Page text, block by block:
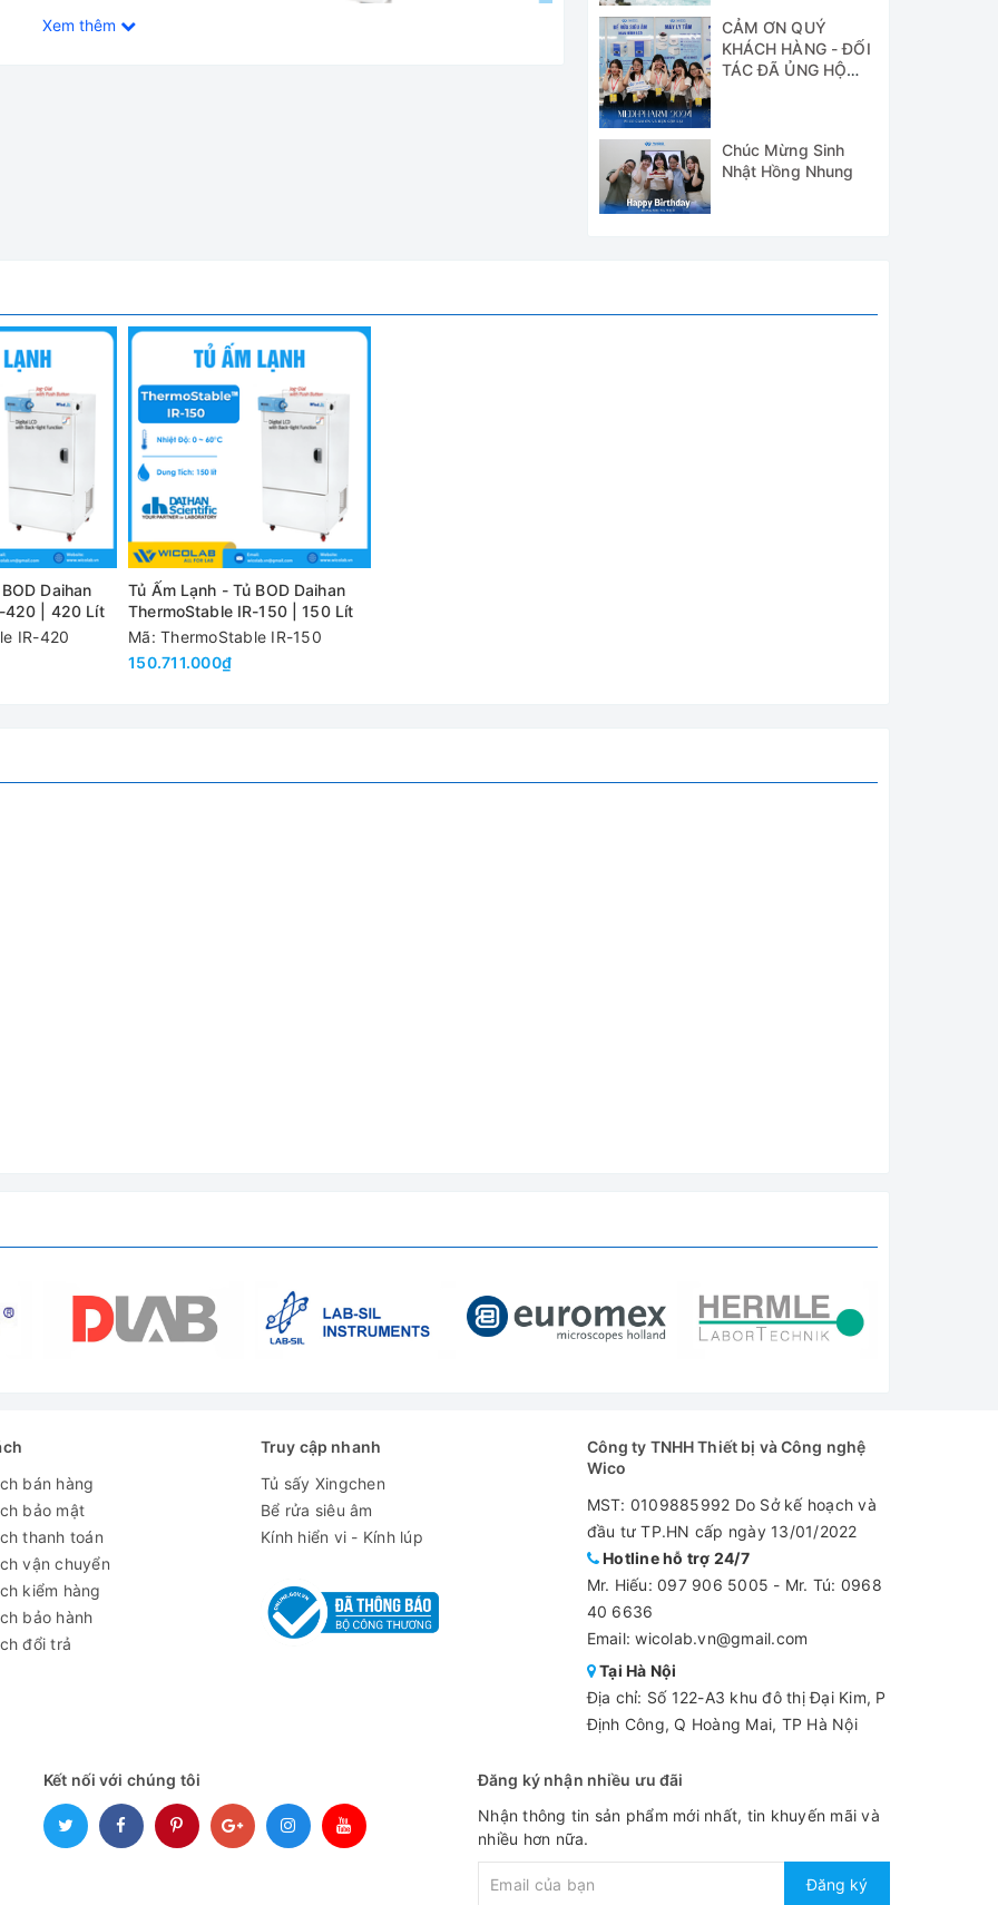
bằng số seri, giấy chứng nhận, thông tin giao nhận, và Hệ thống cơ
quá tải của máy nén khí
chính xác của nhiệt độ
thống ổn định nhiệt trong buồng, test nảy mầm, test BOD,..
dòng cảm biến phát hiện lỗi và dò rỉ
được vô hiệu hóa)
ở 50℃
số PID bằng bộ vi xử lí với nút nhấn Jog-Dial
với đèn nền
chạy liên tục)
phát hiện lỗi cảm biến
Xem thêm
CẢM ƠN QUÝ
KHÁCH HÀNG - ĐỐI
TÁC ĐÃ ỦNG HỘ
Chúc Mừng Sinh
Nhật Hồng Nhung
Daihan
420 | 420 Lít
IR-420
Tủ Ấm Lạnh - Tủ BOD Daihan
ThermoStable IR-150 | 150 Lít
Mã: ThermoStable IR-150
150.711.000₫
bán hàng
bảo mật
thanh toán
vận chuyển
kiểm hàng
bảo hành
đổi trả
Truy cập nhanh
Tủ sấy Xingchen
Bể rửa siêu âm
Kính hiển vi - Kính lúp
Công ty TNHH Thiết bị và Công nghệ
Wico
MST: 0109885992 Do Sở kế hoạch và
đầu tư TP.HN cấp ngày 13/01/2022
Hotline hỗ trợ 24/7
Mr. Hiếu: 097 906 5005 - Mr. Tú: 0968
40 6636
Email: wicolab.vn@gmail.com
Tại Hà Nội
Địa chỉ: Số 122-A3 khu đô thị Đại Kim, P
Định Công, Q Hoàng Mai, TP Hà Nội
Kết nối với chúng tôi
Đăng ký nhận nhiều ưu đãi
Nhận thông tin sản phẩm mới nhất, tin khuyến mãi và
nhiều hơn nữa.
Đăng ký